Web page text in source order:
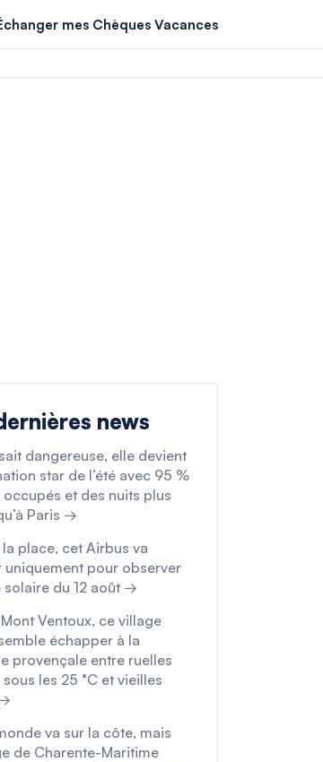
mes Chèques Vacances
news
dangereuse, elle devient
star de l’été avec 95 %
occupés et des nuits plus
Paris →
place, cet Airbus va
uniquement pour observer
solaire du 12 août →
Ventoux, ce village
échapper à la
provençale entre ruelles
les 25 °C et vieilles
va sur la côte, mais
de Charente-Maritime